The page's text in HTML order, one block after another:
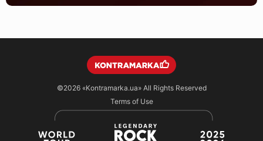
©2026 «Kontramarka.ua»All Rights Reserved
Terms of Use